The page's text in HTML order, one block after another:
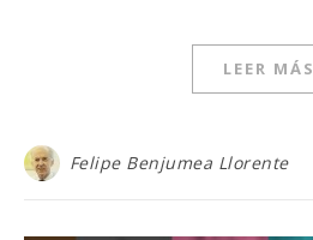
LEER MÁS
Felipe Benjumea Llorente